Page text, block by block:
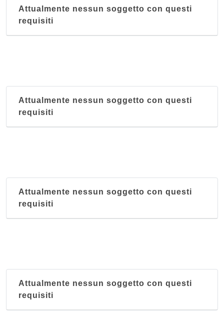
Attualmente nessun soggetto con questi
requisiti
Attualmente nessun soggetto con questi
requisiti
Attualmente nessun soggetto con questi
requisiti
Attualmente nessun soggetto con questi
requisiti